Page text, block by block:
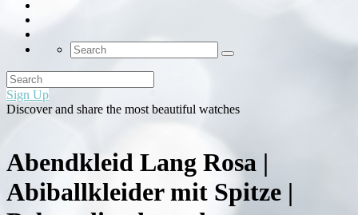
Sign Up
Discover and share the most beautiful watches
Abendkleid Lang Rosa |
Abiballkleider mit Spitze |